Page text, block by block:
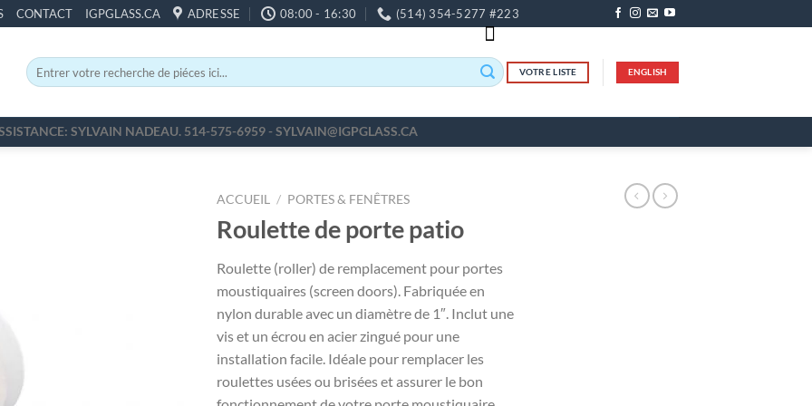
CONTACT IGPGLASS.CA ADRESSE 08:00 - 16:30 (514) 354-5277 #223
Recherche
pour :
VOTRE LISTE ENGLISH
SYLVAIN NADEAU. 514-575-6959 - SYLVAIN@IGPGLASS.CA
ACCUEIL / PORTES & FENÊTRES
Roulette de porte patio
Roulette (roller) de remplacement pour portes
moustiquaires (screen doors). Fabriquée en
nylon durable avec un diamètre de 1″. Inclut une
vis et un écrou en acier zingué pour une
installation facile. Idéale pour remplacer les
roulettes usées ou brisées et assurer le bon